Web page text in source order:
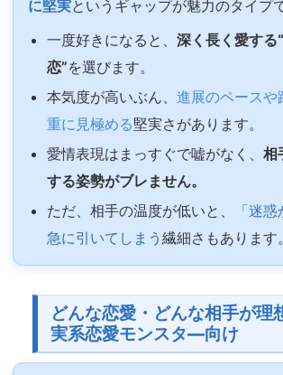
に堅実というギャップが魅力のタイプ
一度好きになると、深く長く愛する
恋”を選びます。
本気度が高いぶん、進展のペースや
重に見極める堅実さがあります。
愛情表現はまっすぐで嘘がなく、相
する姿勢がブレません。
ただ、相手の温度が低いと、
「迷
急に引いてしまう繊細さもあります。
どんな恋愛・どんな相手が理
実系恋愛モンスタ―向け